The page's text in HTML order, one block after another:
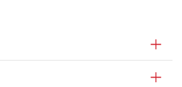
を正しく知っておきた
仕事内容、不動産業